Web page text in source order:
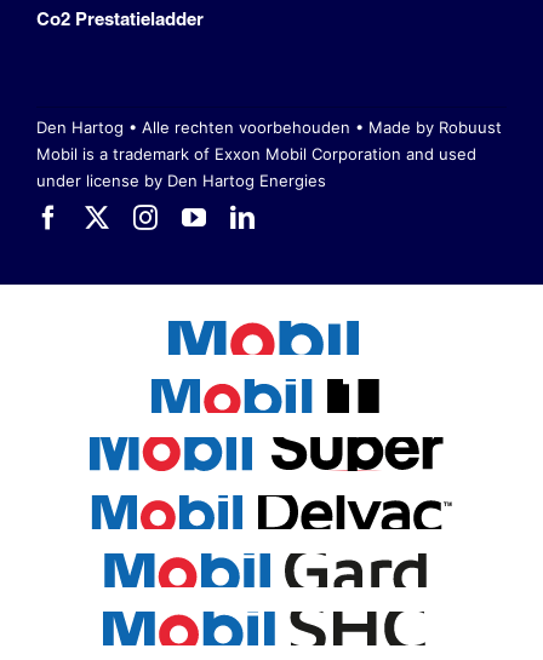
Co2 Prestatieladder
Den Hartog • Alle rechten voorbehouden • Made by Robuust
Mobil is a trademark of Exxon Mobil Corporation and used
under license by Den Hartog Energies